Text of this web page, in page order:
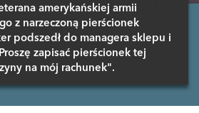
amerykańskiej armii
z narzeczoną pierścionek
podszedł do managera sklepu i
zapisać pierścionek tej
na mój rachunek".